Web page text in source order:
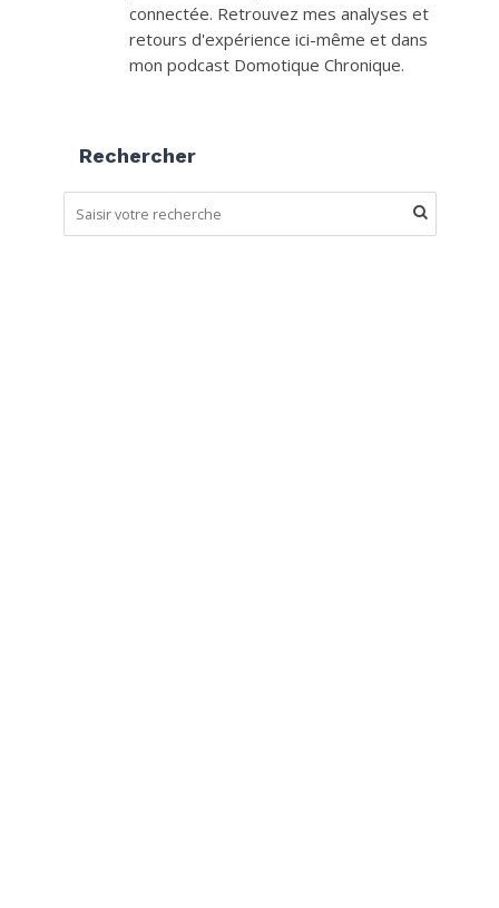
connectée. Retrouvez mes analyses et
retours d'expérience ici-même et dans
mon podcast Domotique Chronique.
Rechercher